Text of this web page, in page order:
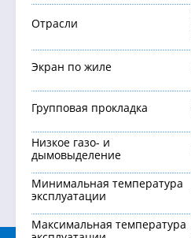
Отрасли
Экран по жиле
Групповая прокладка
Низкое газо- и
дымовыделение
Минимальная температура
эксплуатации
Максимальная температура